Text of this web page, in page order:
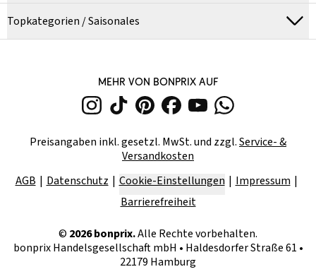
Topkategorien / Saisonales
MEHR VON BONPRIX AUF
Preisangaben inkl. gesetzl. MwSt. und zzgl.Service- &
Versandkosten
AGB
Datenschutz Cookie-Einstellungen
Impressum
Barrierefreiheit
© 2026bonprix.Alle Rechte vorbehalten.
bonprix Handelsgesellschaft mbH • Haldesdorfer Straße 61 •
22179 Hamburg